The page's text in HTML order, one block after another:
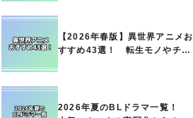
【2026年春版】異世界アニメお
すすめ43選！ 転生モノやチー
2026年夏のBLドラマ一覧！